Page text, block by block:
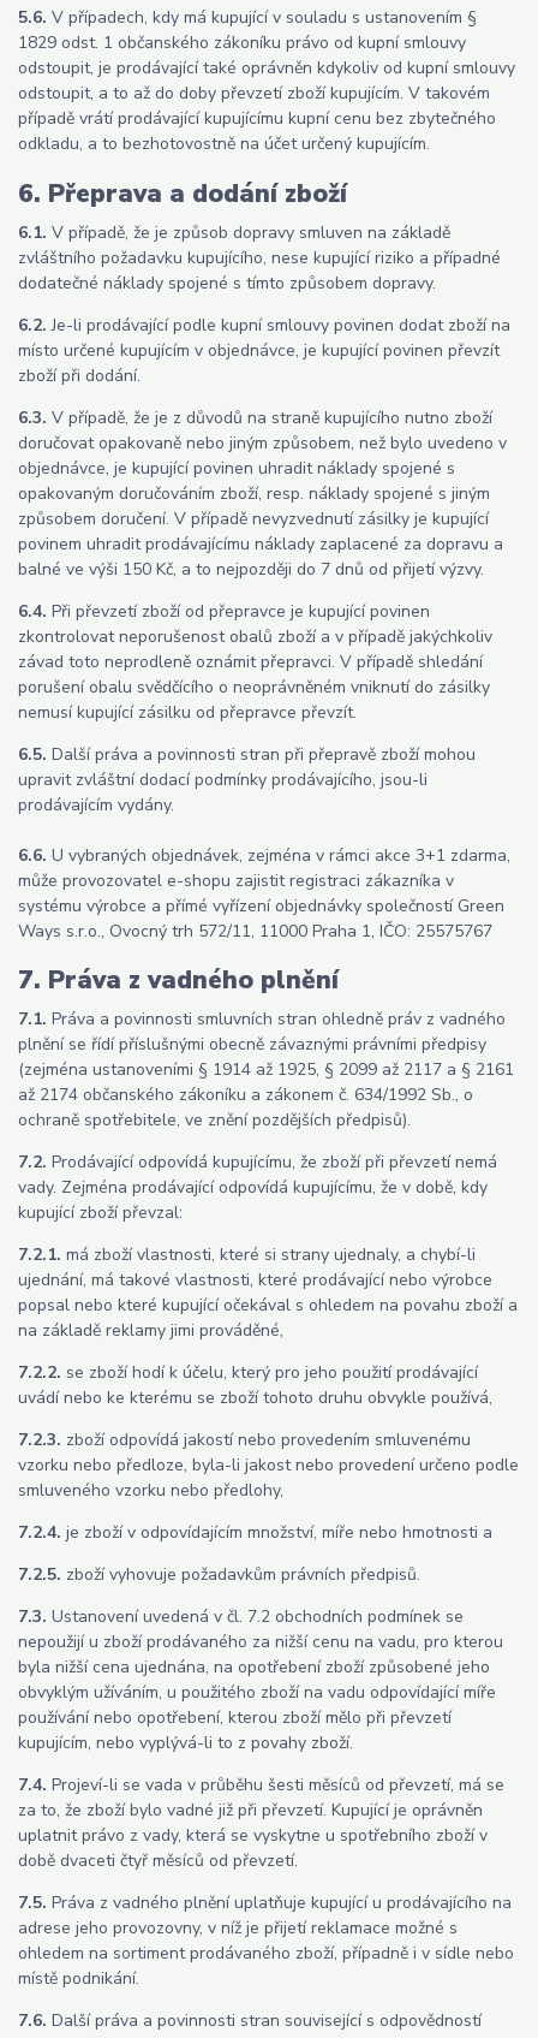
5.6. V případech, kdy má kupující v souladu s ustanovením §
1829 odst. 1 občanského zákoníku právo od kupní smlouvy
odstoupit, je prodávající také oprávněn kdykoliv od kupní smlouvy
odstoupit, a to až do doby převzetí zboží kupujícím. V takovém
případě vrátí prodávající kupujícímu kupní cenu bez zbytečného
odkladu, a to bezhotovostně na účet určený kupujícím.
6. Přeprava a dodání zboží
6.1. V případě, že je způsob dopravy smluven na základě
zvláštního požadavku kupujícího, nese kupující riziko a případné
dodatečné náklady spojené s tímto způsobem dopravy.
6.2.Je-li prodávající podle kupní smlouvy povinen dodat zboží na
místo určené kupujícím v objednávce, je kupující povinen převzít
zboží při dodání.
6.3. V případě, že je z důvodů na straně kupujícího nutno zboží
doručovat opakovaně nebo jiným způsobem, než bylo uvedeno v
objednávce, je kupující povinen uhradit náklady spojené s
opakovaným doručováním zboží, resp. náklady spojené s jiným
způsobem doručení. V případě nevyzvednutí zásilky je kupující
povinem uhradit prodávajícímu náklady zaplacené za dopravu a
balné ve výši 150 Kč, a to nejpozději do 7 dnů od přijetí výzvy.
6.4. Při převzetí zboží od přepravce je kupující povinen
zkontrolovat neporušenost obalů zboží a v případě jakýchkoliv
závad toto neprodleně oznámit přepravci. V případě shledání
porušení obalu svědčícího o neoprávněném vniknutí do zásilky
nemusí kupující zásilku od přepravce převzít.
6.5. Další práva a povinnosti stran při přepravě zboží mohou
upravit zvláštní dodací podmínky prodávajícího, jsou-li
prodávajícím vydány.
6.6. U vybraných objednávek, zejména v rámci akce 3+1 zdarma,
může provozovatel e-shopu zajistit registraci zákazníka v
systému výrobce a přímé vyřízení objednávky společností Green
Ways s.r.o., Ovocný trh 572/11, 11000 Praha 1, IČO: 25575767
7. Práva z vadného plnění
7.1. Práva a povinnosti smluvních stran ohledně práv z vadného
plnění se řídí příslušnými obecně závaznými právními předpisy
(zejména ustanoveními § 1914 až 1925, § 2099 až 2117 a § 2161
až 2174 občanského zákoníku a zákonem č. 634/1992 Sb., o
ochraně spotřebitele, ve znění pozdějších předpisů).
7.2. Prodávající odpovídá kupujícímu, že zboží při převzetí nemá
vady. Zejména prodávající odpovídá kupujícímu, že v době, kdy
kupující zboží převzal:
7.2.1. má zboží vlastnosti, které si strany ujednaly, a chybí-li
ujednání, má takové vlastnosti, které prodávající nebo výrobce
popsal nebo které kupující očekával s ohledem na povahu zboží a
na základě reklamy jimi prováděné,
7.2.2. se zboží hodí k účelu, který pro jeho použití prodávající
uvádí nebo ke kterému se zboží tohoto druhu obvykle používá,
7.2.3. zboží odpovídá jakostí nebo provedením smluvenému
vzorku nebo předloze, byla-li jakost nebo provedení určeno podle
smluveného vzorku nebo předlohy,
7.2.4. je zboží v odpovídajícím množství, míře nebo hmotnosti a
7.2.5. zboží vyhovuje požadavkům právních předpisů.
7.3. Ustanovení uvedená v čl. 7.2 obchodních podmínek se
nepoužijí u zboží prodávaného za nižší cenu na vadu, pro kterou
byla nižší cena ujednána, na opotřebení zboží způsobené jeho
obvyklým užíváním, u použitého zboží na vadu odpovídající míře
používání nebo opotřebení, kterou zboží mělo při převzetí
kupujícím, nebo vyplývá-li to z povahy zboží.
7.4. Projeví-li se vada v průběhu šesti měsíců od převzetí, má se
za to, že zboží bylo vadné již při převzetí. Kupující je oprávněn
uplatnit právo z vady, která se vyskytne u spotřebního zboží v
době dvaceti čtyř měsíců od převzetí.
7.5. Práva z vadného plnění uplatňuje kupující u prodávajícího na
adrese jeho provozovny, v níž je přijetí reklamace možné s
ohledem na sortiment prodávaného zboží, případně i v sídle nebo
místě podnikání.
7.6. Další práva a povinnosti stran související s odpovědností